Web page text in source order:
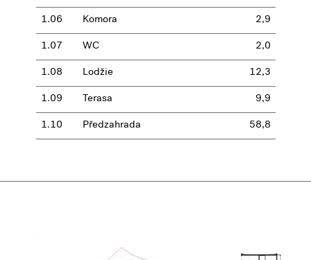
1.06 Komora 2,9
1.07 WC 2,0
1.08 Lodžie 12,3
1.09 Terasa 9,9
1.10 Předzahrada 58,8